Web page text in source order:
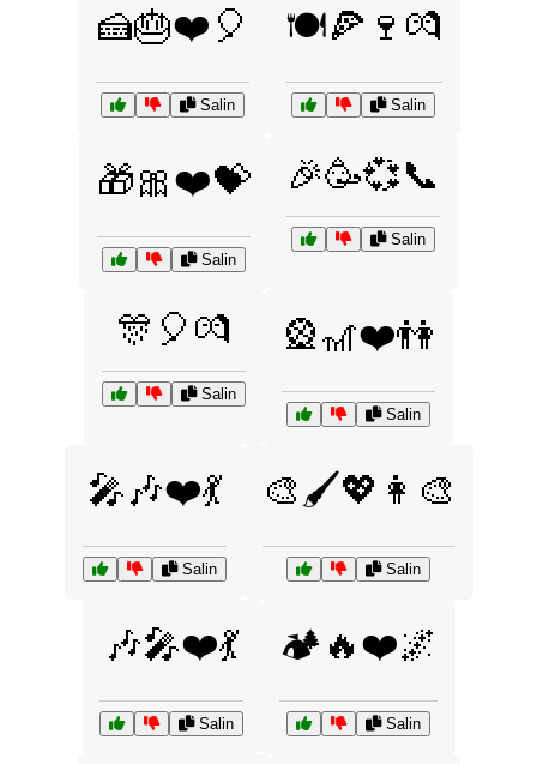
🍰🎂❤️🎈
Salin
🍽️🍕🍷💏
Salin
🎁🎀❤️💝
Salin
🎉🥳💞📞
Salin
🎊🎈💏
Salin
🎡🎢❤️👫
Salin
🎤🎶❤️💃
Salin
🎨🖌️💖👩‍🎨
Salin
🎶🎤❤️💃
Salin
🏕️🔥❤️🌌
Salin